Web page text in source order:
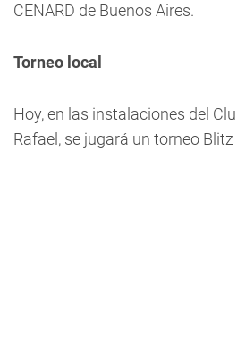
CENARD de Buenos Aires.
Torneo local
Hoy, en las instalaciones del
Rafael, se jugará un torneo